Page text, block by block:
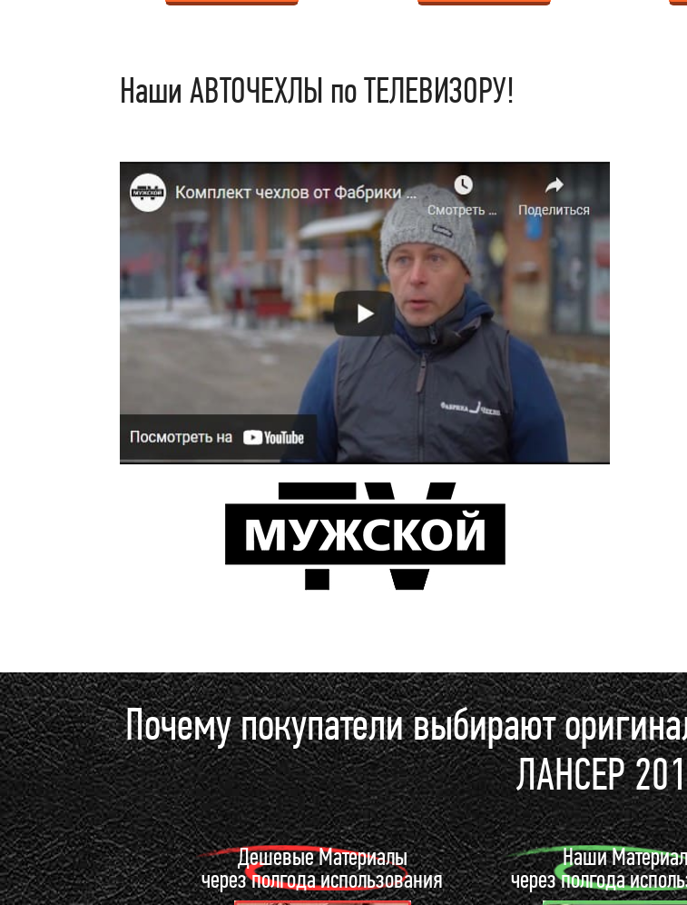
Наши АВТОЧЕХЛЫ по ТЕЛЕВИЗОРУ!
Почему покупатели выбирают
ЛАНСЕР
Дешевые Материалы
через полгода использования
Наши
через полгода